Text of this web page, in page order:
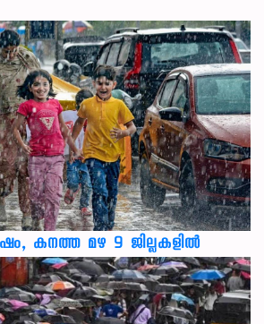
കനത്ത മഴ 9 ജില്ലകളിൽ